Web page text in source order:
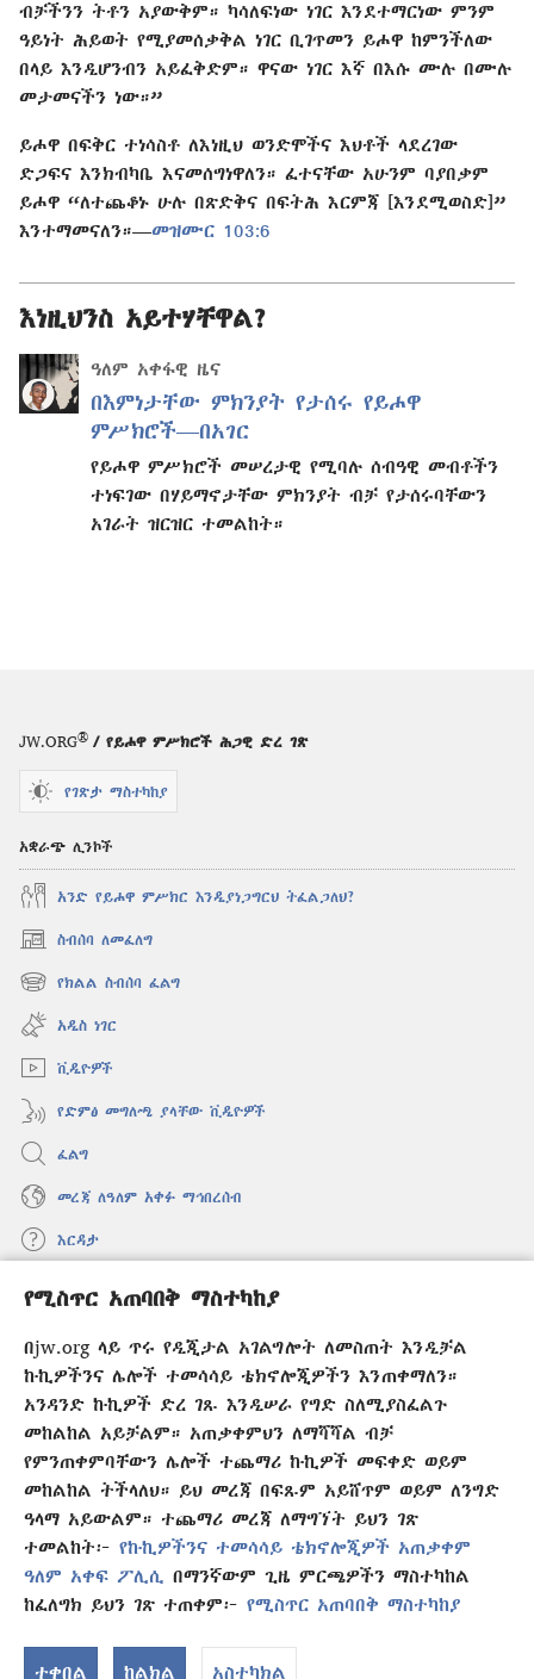
የሚስጥር አጠባበቅ ማስተካከያ
በjw.org ላይ ጥሩ የዲጂታል አገልግሎት ለመስጠት እንዲቻል
ኩኪዎችንና ሌሎች ተመሳሳይ ቴክኖሎጂዎችን እንጠቀማለን።
አንዳንድ ኩኪዎች ድረ ገጹ እንዲሠራ የግድ ስለሚያስፈልጉ
መከልከል አይቻልም። አጠቃቀምህን ለማሻሻል ብቻ
የምንጠቀምባቸውን ሌሎች ተጨማሪ ኩኪዎች መፍቀድ ወይም
መከልከል ትችላለህ። ይህ መረጃ በፍጹም አይሸጥም ወይም ለንግድ
ዓላማ አይውልም። ተጨማሪ መረጃ ለማግኘት ይህን ገጽ
ተመልከት፦ የኩኪዎችንና ተመሳሳይ ቴክኖሎጂዎች አጠቃቀም
ዓለም አቀፍ ፖሊሲ
በማንኛውም ጊዜ ምርጫዎችን ማስተካከል
ከፈለግክ ይህን ገጽ ተጠቀም፦ የሚስጥር አጠባበቅ ማስተካከያ
ተቀበል ከልክል አስተካክል
ብቻችንን ትቶን አያውቅም። ካሳለፍነው ነገር እንደተማርነው ምንም
ዓይነት ሕይወት የሚያመሰቃቅል ነገር ቢገጥመን ይሖዋ ከምንችለው
በላይ እንዲሆንብን አይፈቅድም። ዋናው ነገር እኛ በእሱ ሙሉ በሙሉ
መታመናችን ነው።”
ይሖዋ በፍቅር ተነሳስቶ ለእነዚህ ወንድሞችና እህቶች ላደረገው
ድጋፍና እንክብካቤ እናመሰግነዋለን። ፈተናቸው አሁንም ባያበቃም
ይሖዋ “ለተጨቆኑ ሁሉ በጽድቅና በፍትሕ እርምጃ [እንደሚወስድ]”
እንተማመናለን።—መዝሙር 103:6
እነዚህንስ አይተሃቸዋል?
ዓለም አቀፋዊ ዜና
በእምነታቸው ምክንያት የታሰሩ የይሖዋ
ምሥክሮች—በአገር
የይሖዋ ምሥክሮች መሠረታዊ የሚባሉ ሰብዓዊ መብቶችን
ተነፍገው በሃይማኖታቸው ምክንያት ብቻ የታሰሩባቸውን
አገራት ዝርዝር ተመልከት።
JW.ORG® / የይሖዋ ምሥክሮች ሕጋዊ ድረ ገጽ
የገጽታ ማስተካከያ
አቋራጭ ሊንኮች
አንድ የይሖዋ ምሥክር እንዲያነጋግርህ ትፈልጋለህ?
ስብሰባ ለመፈለግ
(አዲስ
ዊንዶው
ክፈት)
የክልል ስብሰባ ፈልግ
(አዲስ
ዊንዶው
ክፈት)
አዲስ ነገር
ቪዲዮዎች
የድምፅ መግለጫ ያላቸው ቪዲዮዎች
ፈልግ
መረጃ ለዓለም አቀፉ ማኅበረሰብ
እርዳታ
መዋጮዎች
(አዲስ
ክፈት)
የመጠበቂያ ግንብ የኢንተርኔት ቤተ መጻሕፍት
(አዲስ
ዊንዶው
®
(አዲስ
ዊንዶው
JW Library ® አፕሊኬሽን
Copyright © 2026 Watch Tower Bible and Tract Society of Pennsylvania.